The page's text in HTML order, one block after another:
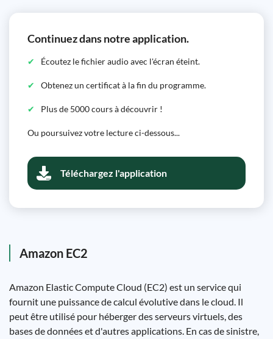
Continuez dans notre application.
Écoutez le fichier audio avec l'écran éteint.
Obtenez un certificat à la fin du programme.
Plus de 5000 cours à découvrir !
Ou poursuivez votre lecture ci-dessous...
Téléchargez l'application
Amazon EC2
Amazon Elastic Compute Cloud (EC2) est un service qui
fournit une puissance de calcul évolutive dans le cloud. Il
peut être utilisé pour héberger des serveurs virtuels, des
bases de données et d'autres applications. En cas de sinistre,